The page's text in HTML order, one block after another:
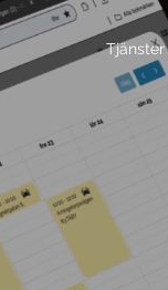
Tjänster